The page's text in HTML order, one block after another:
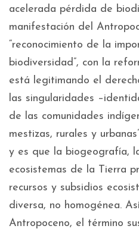
acelerada pérdida de
manifestación del
“reconocimiento de la
biodiversidad”, con la
está legitimando el
las singularidades
de las comunidades
mestizas, rurales y
y es que la biogeografía,
ecosistemas de la Tierra
recursos y subsidios
diversa, no homogénea.
Antropoceno, el término